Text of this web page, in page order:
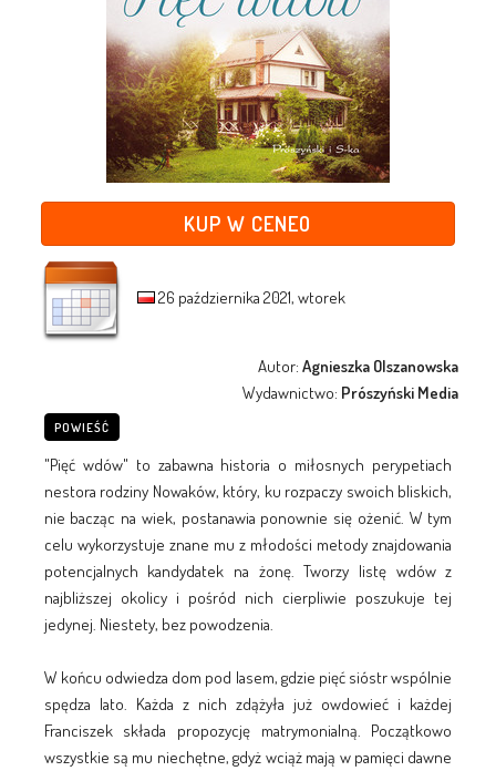
KUP W CENEO
26 października 2021, wtorek
Autor:Agnieszka Olszanowska
Wydawnictwo: Prószyński Media
POWIEŚĆ
"Pięć wdów" to zabawna historia o miłosnych perypetiach
nestora rodziny Nowaków, który, ku rozpaczy swoich bliskich,
nie bacząc na wiek, postanawia ponownie się ożenić. W tym
celu wykorzystuje znane mu z młodości metody znajdowania
potencjalnych kandydatek na żonę. Tworzy listę wdów z
najbliższej okolicy i pośród nich cierpliwie poszukuje tej
jedynej. Niestety, bez powodzenia.
W końcu odwiedza dom pod lasem, gdzie pięć sióstr wspólnie
spędza lato. Każda z nich zdążyła już owdowieć i każdej
Franciszek składa propozycję matrymonialną. Początkowo
wszystkie są mu niechętne, gdyż wciąż mają w pamięci dawne